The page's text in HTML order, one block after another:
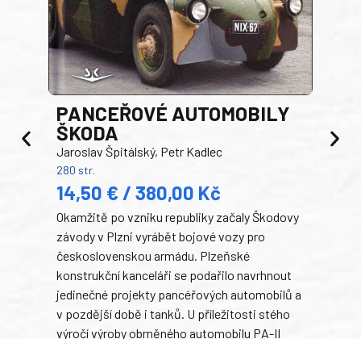
PANCEŘOVÉ AUTOMOBILY
ŠKODA
Jaroslav Špitálský, Petr Kadlec
280 str.
14,50 € / 380,00 Kč
Okamžitě po vzniku republiky začaly Škodovy
závody v Plzni vyrábět bojové vozy pro
československou armádu. Plzeňské
konstrukční kanceláři se podařilo navrhnout
jedinečné projekty pancéřových automobilů a
v pozdější době i tanků. U příležitosti stého
výročí výroby obrněného automobilu PA-II